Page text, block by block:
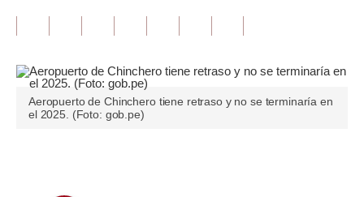
Opinión
Editorial
Aeropuerto de Chinchero tiene retraso y no se terminaría en
el 2025. (Foto: gob.pe)